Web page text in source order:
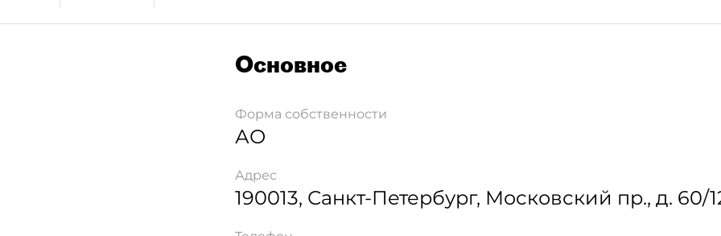
Основное
Форма собственности
АО
Адрес
190013, Санкт-Петербург, Московский пр., д. 60/